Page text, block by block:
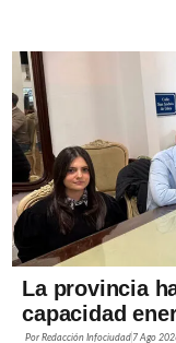
La provincia
capacidad
PorRedacción Infociudad 7 Ago